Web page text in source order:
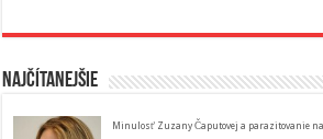
Najčítanejšie
Minulosť Zuzany Čaputovej a parazitovanie